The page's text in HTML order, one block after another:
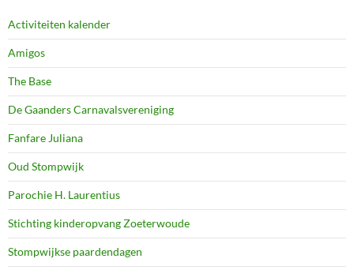
Activiteiten kalender
Amigos
The Base
De Gaanders Carnavalsvereniging
Fanfare Juliana
Oud Stompwijk
Parochie H. Laurentius
Stichting kinderopvang Zoeterwoude
Stompwijkse paardendagen